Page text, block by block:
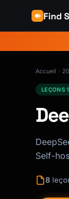
Find
Accueil
LEÇONS
Self-
8